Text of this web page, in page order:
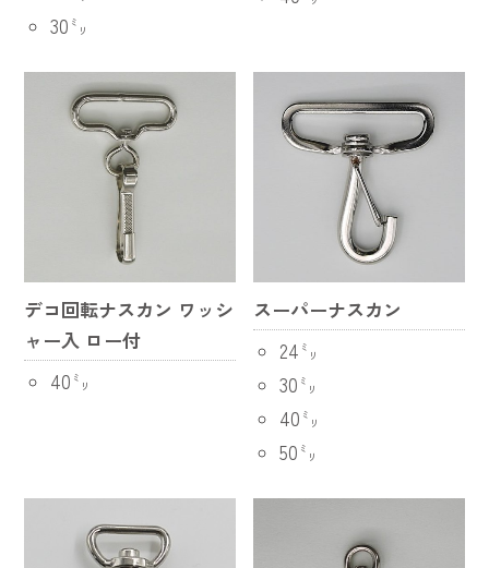
30㍉
デコ回転ナスカン ワッシ
ャー入 ロー付
40㍉
スーパーナスカン
24㍉
30㍉
40㍉
50㍉